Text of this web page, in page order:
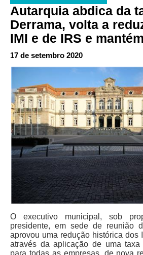
Autarquia abdica da
Derrama, volta a
IMI e de IRS e
17 de setembro 2020
O executivo municipal, sob
presidente, em sede de reunião
aprovou uma redução histórica dos
através da aplicação de uma